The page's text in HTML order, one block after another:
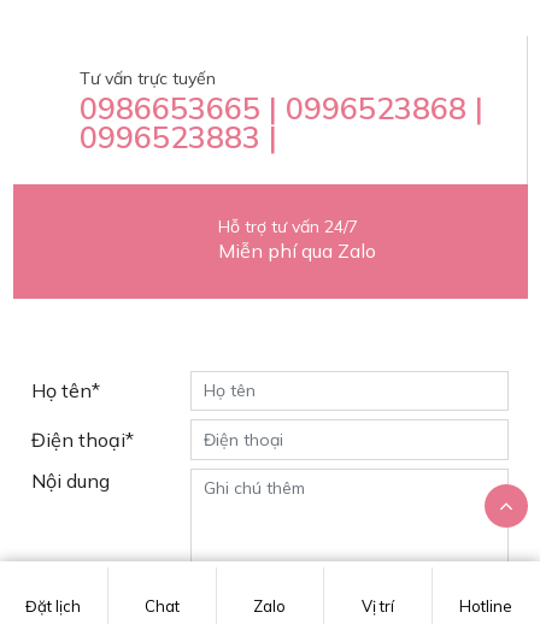
Tư vấn trực tuyến
0986653665 | 0996523868 |
0996523883 |
Hỗ trợ tư vấn 24/7
Miễn phí qua Zalo
Họ tên*
Điện thoại*
Nội dung
Đặt lịch Chat Zalo Vị trí Hotline